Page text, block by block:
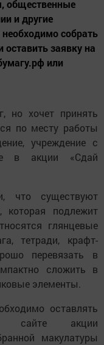
общественные
и другие
собрать
оставить заявку на
или
но хочет принять
по месту работы
учреждение с
в акции «Сдай
что существуют
которая подлежит
глянцевые
тетради, крафт-
перевязать в
сложить в
элементы.
оставлять
сайте акции
макулатуры